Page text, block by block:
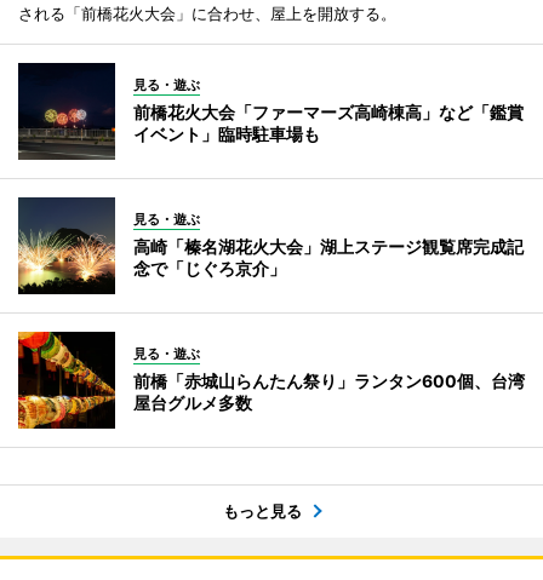
される「前橋花火大会」に合わせ、屋上を開放する。
見る・遊ぶ
前橋花火大会「ファーマーズ高崎棟高」など「鑑賞
イベント」臨時駐車場も
見る・遊ぶ
高崎「榛名湖花火大会」湖上ステージ観覧席完成記
念で「じぐろ京介」
見る・遊ぶ
前橋「赤城山らんたん祭り」ランタン600個、台湾
屋台グルメ多数
もっと見る